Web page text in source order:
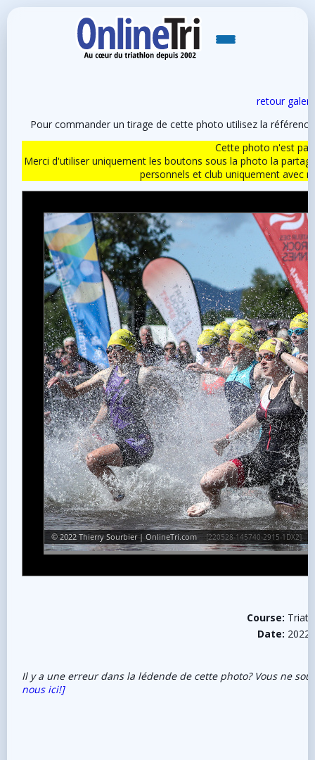
retour
Pour commander un tirage de cette photo utilisez la
Cette photo n'est
Merci d'utiliser uniquement les boutons sous la photo la
personnels et club uniquement avec
Course:
Date:
Il y a une erreur dans la lédende de cette photo? Vous ne
nous ici!]